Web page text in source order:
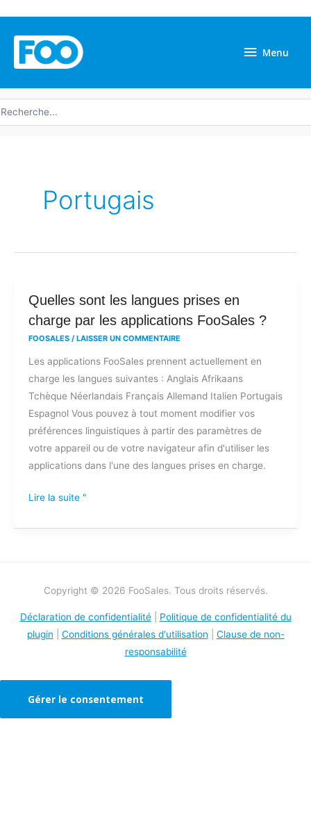
Menu
Portugais
Quelles sont les langues prises en
charge par les applications FooSales ?
FOOSALES / LAISSER UN COMMENTAIRE
Les applications FooSales prennent actuellement en
charge les langues suivantes : Anglais Afrikaans
Tchèque Néerlandais Français Allemand Italien Portugais
Espagnol Vous pouvez à tout moment modifier vos
préférences linguistiques à partir des paramètres de
votre appareil ou de votre navigateur afin d'utiliser les
applications dans l'une des langues prises en charge.
Quelles
sont
les
prises
en
charge
par
les
applications
FooSales
Lire la suite "
Copyright © 2026 FooSales. Tous droits réservés.
Déclaration de confidentialité| Politique de confidentialité du
plugin
Conditions générales d'utilisation
Clause de non-
responsabilité
Gérer le consentement